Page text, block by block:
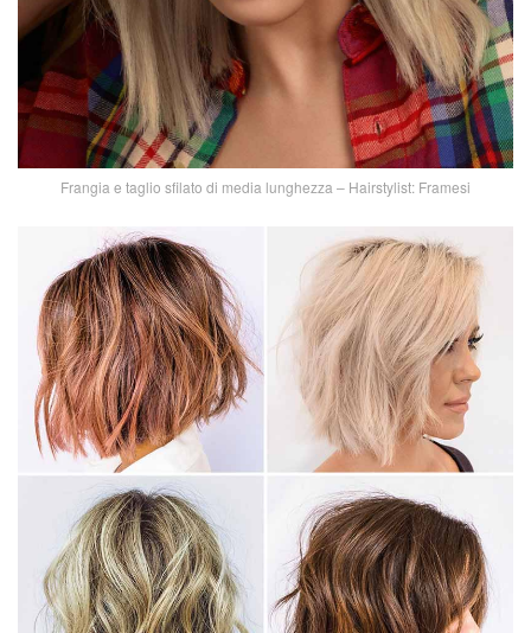
Frangia e taglio sfilato di media lunghezza – Hairstylist: Framesi